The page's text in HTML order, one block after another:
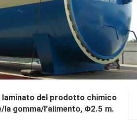
del prodotto chimico
la gomma/l'alimento, Φ2.5 m.